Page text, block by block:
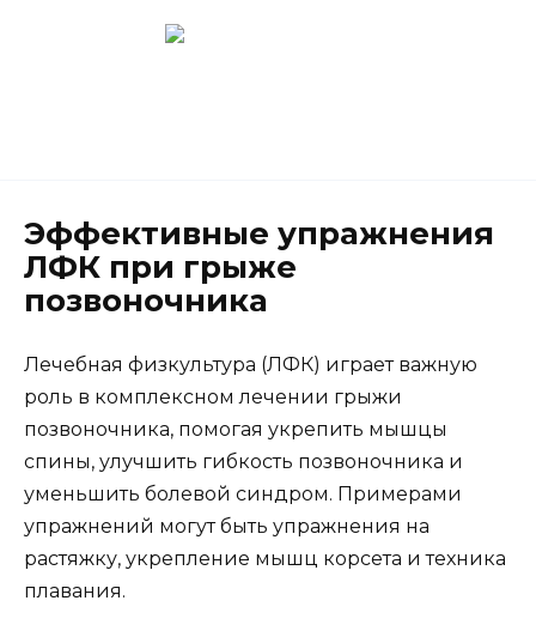
Эффективные упражнения
ЛФК при грыже
позвоночника
Лечебная физкультура (ЛФК) играет важную
роль в комплексном лечении грыжи
позвоночника, помогая укрепить мышцы
спины, улучшить гибкость позвоночника и
уменьшить болевой синдром. Примерами
упражнений могут быть упражнения на
растяжку, укрепление мышц корсета и техника
плавания.